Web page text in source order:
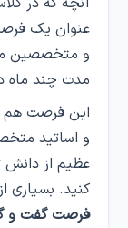
عنوان یک
و متخصصین
مدت چند ماه
این فرصت هم
و اساتید
عظیم از
کنید. بسیاری
فرصت گفت و